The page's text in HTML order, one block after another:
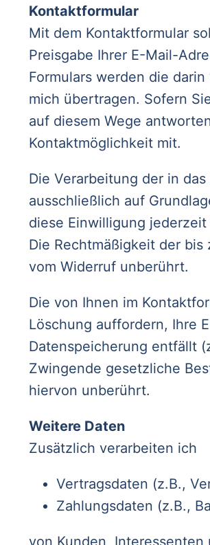
Kontaktformular
Mit dem Kontaktformular
Preisgabe Ihrer E-Mail-
Formulars werden die
mich übertragen. Sofern
auf diesem Wege
Kontaktmöglichkeit mit.
Die Verarbeitung der in
ausschließlich auf
diese Einwilligung
Die Rechtmäßigkeit der
vom Widerruf unberührt.
Die von Ihnen im
Löschung auffordern, Ihre
Datenspeicherung entfällt
Zwingende gesetzliche
hiervon unberührt.
Weitere Daten
Zusätzlich verarbeiten ich
Vertragsdaten (z.B.,
Zahlungsdaten (z.B.,
von Kunden,